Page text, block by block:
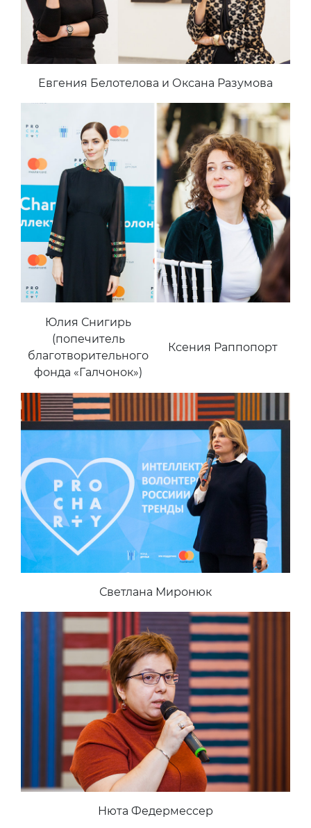
Евгения Белотелова и Оксана Разумова
Юлия Снигирь
(попечитель
благотворительного
фонда «Галчонок»)
Ксения Раппопорт
Светлана Миронюк
Нюта Федермессер